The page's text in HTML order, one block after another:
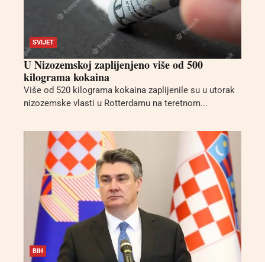
SVIJET
U Nizozemskoj zaplijenjeno više od 500
kilograma kokaina
Više od 520 kilograma kokaina zaplijenile su u utorak
nizozemske vlasti u Rotterdamu na teretnom...
BIH